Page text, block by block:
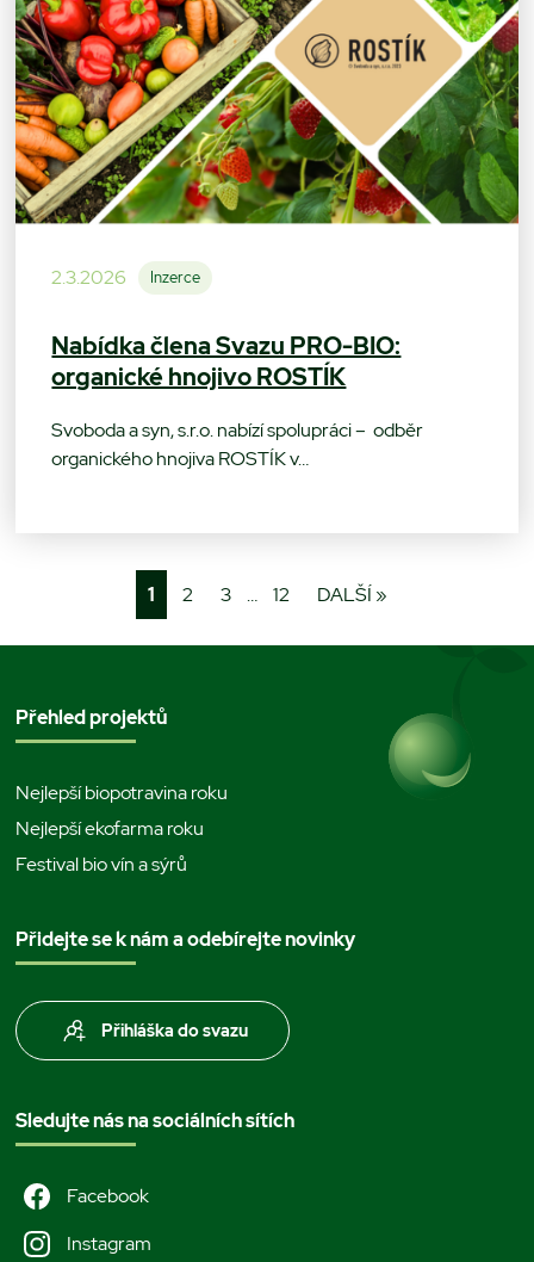
2.3.2026 Inzerce
Nabídka člena Svazu PRO-BIO:
organické hnojivo ROSTÍK
Svoboda a syn, s.r.o. nabízí spolupráci – odběr
organického hnojiva ROSTÍK v…
1 2 3 … 12 DALŠÍ »
Přehled projektů
Nejlepší biopotravina roku
Nejlepší ekofarma roku
Festival bio vín a sýrů
Přidejte se k nám a odebírejte novinky
Přihláška do svazu
Sledujte nás na sociálních sítích
Facebook
Instagram